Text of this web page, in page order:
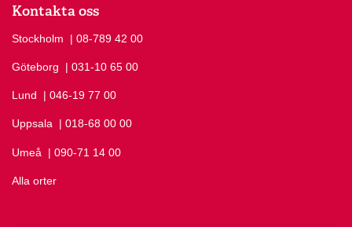
Kontakta oss
Stockholm Ring Stockholm på
| 08-789 42 00
Göteborg Ring Göteborg på
| 031-10 65 00
Lund Ring Lund på
| 046-19 77 00
Uppsala Ring Uppsala på
| 018-68 00 00
Umeå Ring Umeå på
| 090-71 14 00
Alla orter